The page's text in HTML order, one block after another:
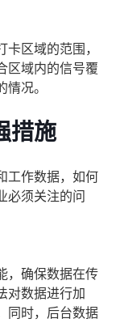
区域的范围，
区域内的信号覆
况。
措施
工作数据，如何
必须关注的问
，确保数据在传
对数据进行加
同时，后台数据